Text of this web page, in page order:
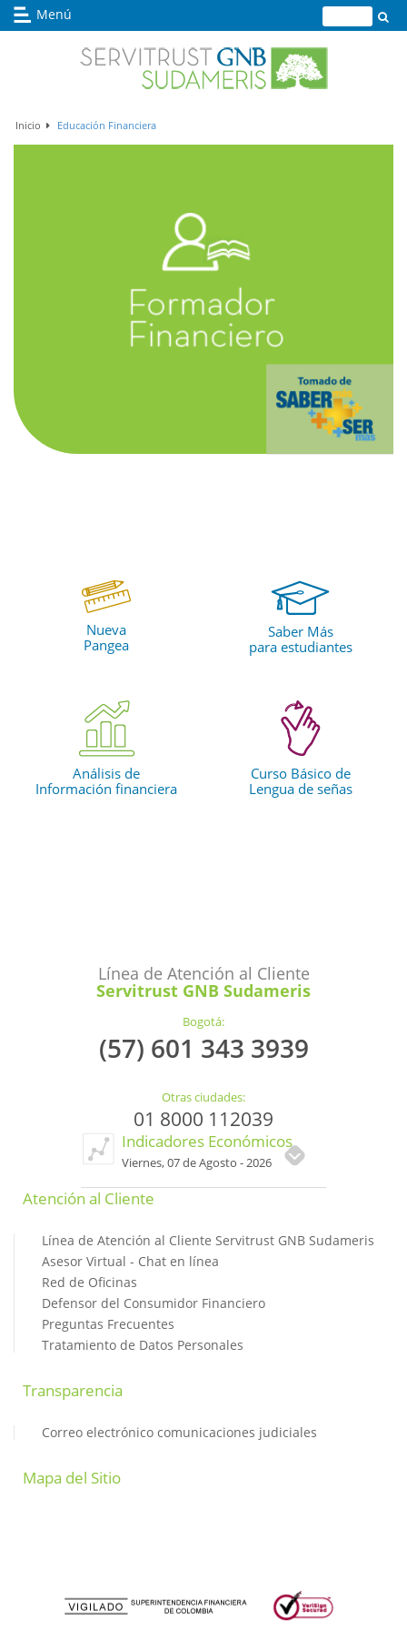
Menú
Inicio Educación Financiera
Nueva
Pangea
Saber Más
para estudiantes
Análisis de
Información financiera
Curso Básico de
Lengua de señas
Línea de Atención al Cliente
Servitrust GNB Sudameris
Bogotá:
(57) 601 343 3939
Otras ciudades:
01 8000 112039
Indicadores Económicos
Viernes, 07 de Agosto - 2026
Atención al Cliente
Línea de Atención al Cliente Servitrust GNB Sudameris
Asesor Virtual - Chat en línea
Red de Oficinas
Defensor del Consumidor Financiero
Preguntas Frecuentes
Tratamiento de Datos Personales
Transparencia
Correo electrónico comunicaciones judiciales
Mapa del Sitio